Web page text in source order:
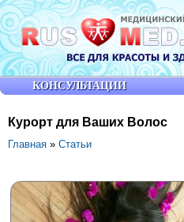
Курорт для Ваших Волос
Главная » Статьи
КОНСУЛЬТАЦИИ